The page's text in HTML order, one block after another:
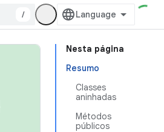
/
Nesta página
Resumo
Classes
aninhadas
Métodos
públicos